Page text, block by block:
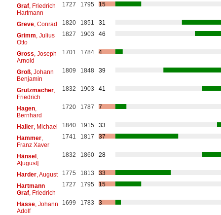
Graf, Friedrich
Hartmann
1727 1795 15
Greve, Conrad 1820 1851
31
Grimm , Julius
Otto
1827 1903 46
Gross , Joseph
Arnold
1701 1784 4
Groß, Johann
Benjamin
1809 1848 39
Grützmacher,
Friedrich
1832 1903 41
Hagen,
Bernhard
1720 1787 7
Haller, Michael 1840 1915
33
Hammer,
Franz Xaver
1741 1817 37
Hänsel,
A[ugust]
1832 1860 28
Harder, August 1775 1813
33
Hartmann
Graf, Friedrich
1727 1795 15
Hasse, Johann
Adolf
1699 1783 3